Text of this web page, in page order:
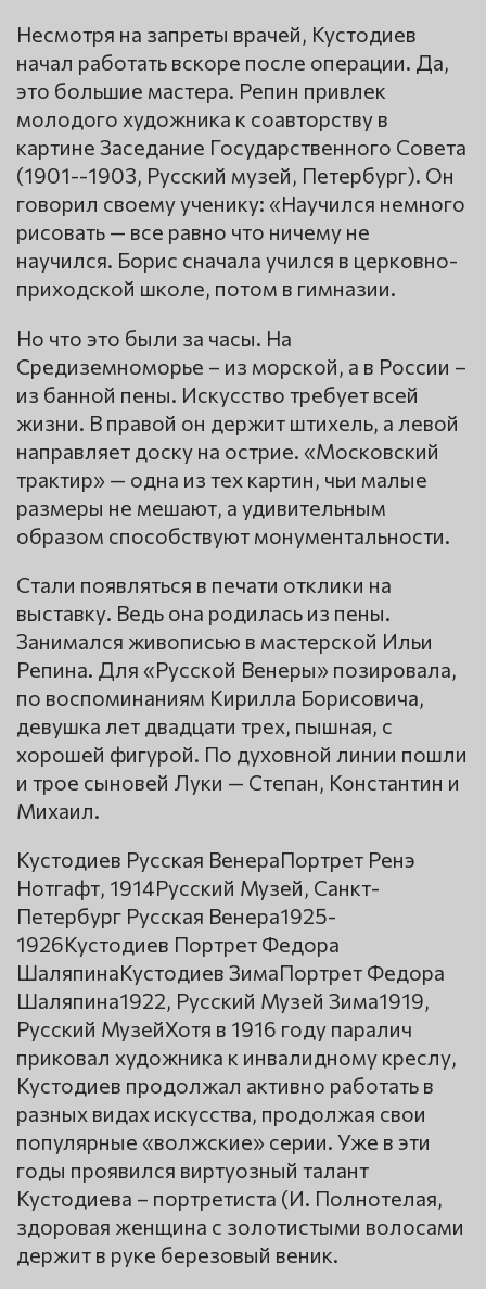
Несмотря на запреты врачей, Кустодиев
начал работать вскоре после операции. Да,
это большие мастера. Репин привлек
молодого художника к соавторству в
картине Заседание Государственного Совета
(1901--1903, Русский музей, Петербург). Он
говорил своему ученику: «Научился немного
рисовать — все равно что ничему не
научился. Борис сначала учился в церковно-
приходской школе, потом в гимназии.
Но что это были за часы. На
Средиземноморье – из морской, а в России –
из банной пены. Искусство требует всей
жизни. В правой он держит штихель, а левой
направляет доску на острие. «Московский
трактир» — одна из тех картин, чьи малые
размеры не мешают, а удивительным
образом способствуют монументальности.
Стали появляться в печати отклики на
выставку. Ведь она родилась из пены.
Занимался живописью в мастерской Ильи
Репина. Для «Русской Венеры» позировала,
по воспоминаниям Кирилла Борисовича,
девушка лет двадцати трех, пышная, с
хорошей фигурой. По духовной линии пошли
и трое сыновей Луки — Степан, Константин и
Михаил.
Кустодиев Русская ВенераПортрет Ренэ
Нотгафт, 1914Русский Музей, Санкт-
Петербург Русская Венера1925-
1926Кустодиев Портрет Федора
ШаляпинаКустодиев ЗимаПортрет Федора
Шаляпина1922, Русский Музей Зима1919,
Русский МузейХотя в 1916 году паралич
приковал художника к инвалидному креслу,
Кустодиев продолжал активно работать в
разных видах искусства, продолжая свои
популярные «волжские» серии. Уже в эти
годы проявился виртуозный талант
Кустодиева – портретиста (И. Полнотелая,
здоровая женщина с золотистыми волосами
держит в руке березовый веник.